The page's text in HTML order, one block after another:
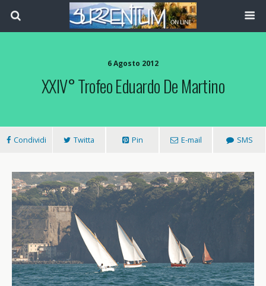
6 Agosto 2012
XXIV° Trofeo Eduardo De Martino
Condividi Twitta Pin E-mail SMS